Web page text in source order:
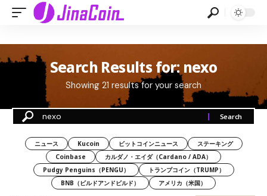
Search Results for: nexo
Showing 21 results for your search
ニュース Kucoin ビットコインニュース
ステーキング
Coinbase
カルダノ・エイダ（Cardano / ADA）
Pudgy Penguins（PENGU）
トランプコイン（TRUMP）
BNB（ビルドアンドビルド）
アメリカ（米国）